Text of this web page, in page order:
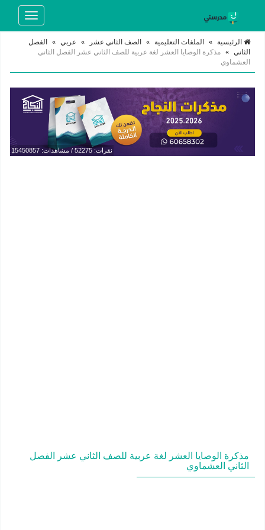
Toggle
الرئيسية » الملفات التعليمية » الصف الثاني عشر » عربي »
الفصل
الثاني » مذكرة الوصايا العشر لغة عربية للصف الثاني عشر الفصل الثاني
العشماوي
نقرات: 52275 / مشاهدات: 15450857
مذكرة الوصايا العشر لغة عربية للصف الثاني عشر الفصل
الثاني العشماوي